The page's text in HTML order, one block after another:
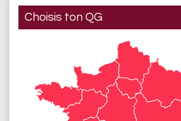
Choisis ton QG